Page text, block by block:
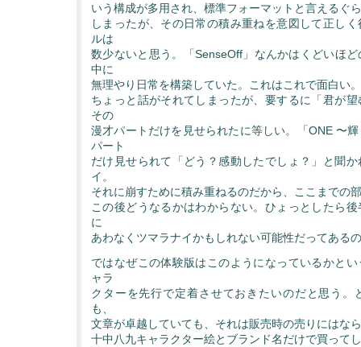
いう構成が多用され、標準フォーマットと言えるぐ
しまったが、その日常の積み重ねを意図して正し
ルは
数少ないと思う。「SenseOff」なんかはくどいほ
中に
無理やり日常を構築していた。これはこれで面白い。
ちょっと話がそれてしまったが、要するに「君が
その
漫才パートだけを見せられたに等しい。「ONE 〜
パート
だけ見せられて「どう？感動したでしょ？」と聞
イ。
それに崩すために積み重ねるのだから、ここまでの
この後どうなるかはわからない。ひょっとしたら
に
あわなくツマラナイかもしれない可能性だってある
ではなぜこの体験版はこのようになっているかと
ャラ
クターを先行で定着させておきたいのだと思う。
も、
文章が卓越していても、それは販売時の売りにはな
十中八九キャラクター絵とブランド名だけで買って